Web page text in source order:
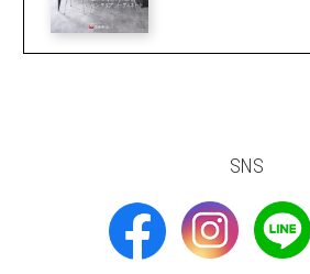
SNS